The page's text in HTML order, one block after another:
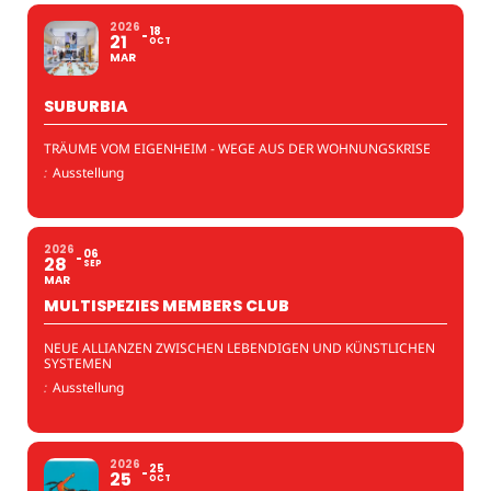
2026
21
MAR
18
OCT
SUBURBIA
TRÄUME VOM EIGENHEIM - WEGE AUS DER WOHNUNGSKRISE
: Ausstellung
2026
28
MAR
06
SEP
MULTISPEZIES MEMBERS CLUB
NEUE ALLIANZEN ZWISCHEN LEBENDIGEN UND KÜNSTLICHEN
SYSTEMEN
: Ausstellung
2026
25 25
OCT